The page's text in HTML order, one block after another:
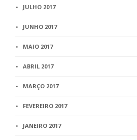
JULHO 2017
JUNHO 2017
MAIO 2017
ABRIL 2017
MARÇO 2017
FEVEREIRO 2017
JANEIRO 2017